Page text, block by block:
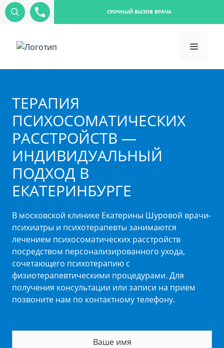
СРОЧНЫЙ ВЫЗОВ ВРАЧА
ТЕРАПИЯ
ПСИХОСОМАТИЧЕСКИХ
РАССТРОЙСТВ —
ИНДИВИДУАЛЬНЫЙ
ПОДХОД В
ЕКАТЕРИНБУРГЕ
В московской клинике Екатерины Шуровой врачи-
психиатры и психотерапевты занимаются
лечением психосоматических расстройств
посредством персонализированного ухода,
сочетающего психотерапию с
физиотерапевтическими процедурами. Для
получения консультации или записи на прием
позвоните нам по контактному телефону.